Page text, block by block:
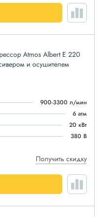
Atmos Albert E 220
и осушителем
900-3300 л/мин
6 атм
20 кВт
380 В
Получить скидку